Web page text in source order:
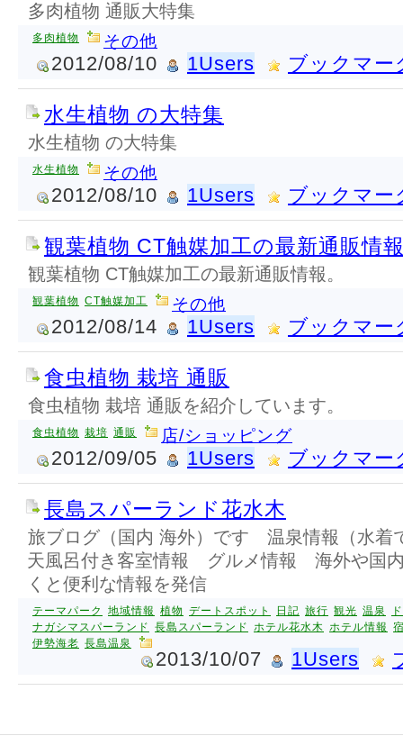
多肉植物 通販大特集
多肉植物 その他
2012/08/10 1Users ブックマー
水生植物 の大特集
水生植物 の大特集
水生植物 その他
2012/08/10 1Users ブックマー
観葉植物 CT触媒加工の最新通販情
観葉植物 CT触媒加工の最新通販情報。
観葉植物 CT触媒加工 その他
2012/08/14 1Users ブックマー
食虫植物 栽培 通販
食虫植物 栽培 通販を紹介しています。
食虫植物 栽培 通販 店/ショッピング
2012/09/05 1Users ブックマー
長島スパーランド花水木
旅ブログ（国内 海外）です 温泉情報（水着
天風呂付き客室情報 グルメ情報 海外や国
くと便利な情報を発信
テーマパーク 地域情報 植物 デートスポット 日記 旅行 観光 温泉
ナガシマスパーランド 長島スパーランド ホテル花水木 ホテル情報
伊勢海老 長島温泉
2013/10/07 1Users